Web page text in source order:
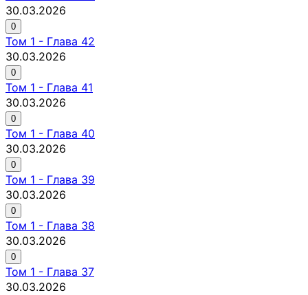
30.03.2026
0
Том 1 - Глава 42
30.03.2026
0
Том 1 - Глава 41
30.03.2026
0
Том 1 - Глава 40
30.03.2026
0
Том 1 - Глава 39
30.03.2026
0
Том 1 - Глава 38
30.03.2026
0
Том 1 - Глава 37
30.03.2026